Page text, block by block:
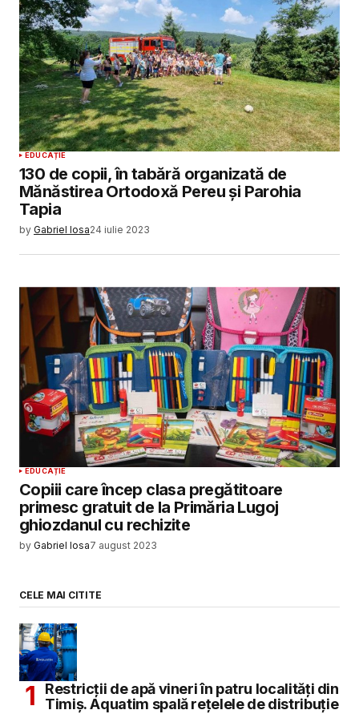
EDUCAȚIE
130 de copii, în tabără organizată de
Mănăstirea Ortodoxă Pereu și Parohia
Tapia
by Gabriel Iosa24 iulie 2023
EDUCAȚIE
Copiii care încep clasa pregătitoare
primesc gratuit de la Primăria Lugoj
ghiozdanul cu rechizite
by Gabriel Iosa7 august 2023
CELE MAI CITITE
Restricții de apă vineri în patru localități din
Timiș. Aquatim spală rețelele de distribuție